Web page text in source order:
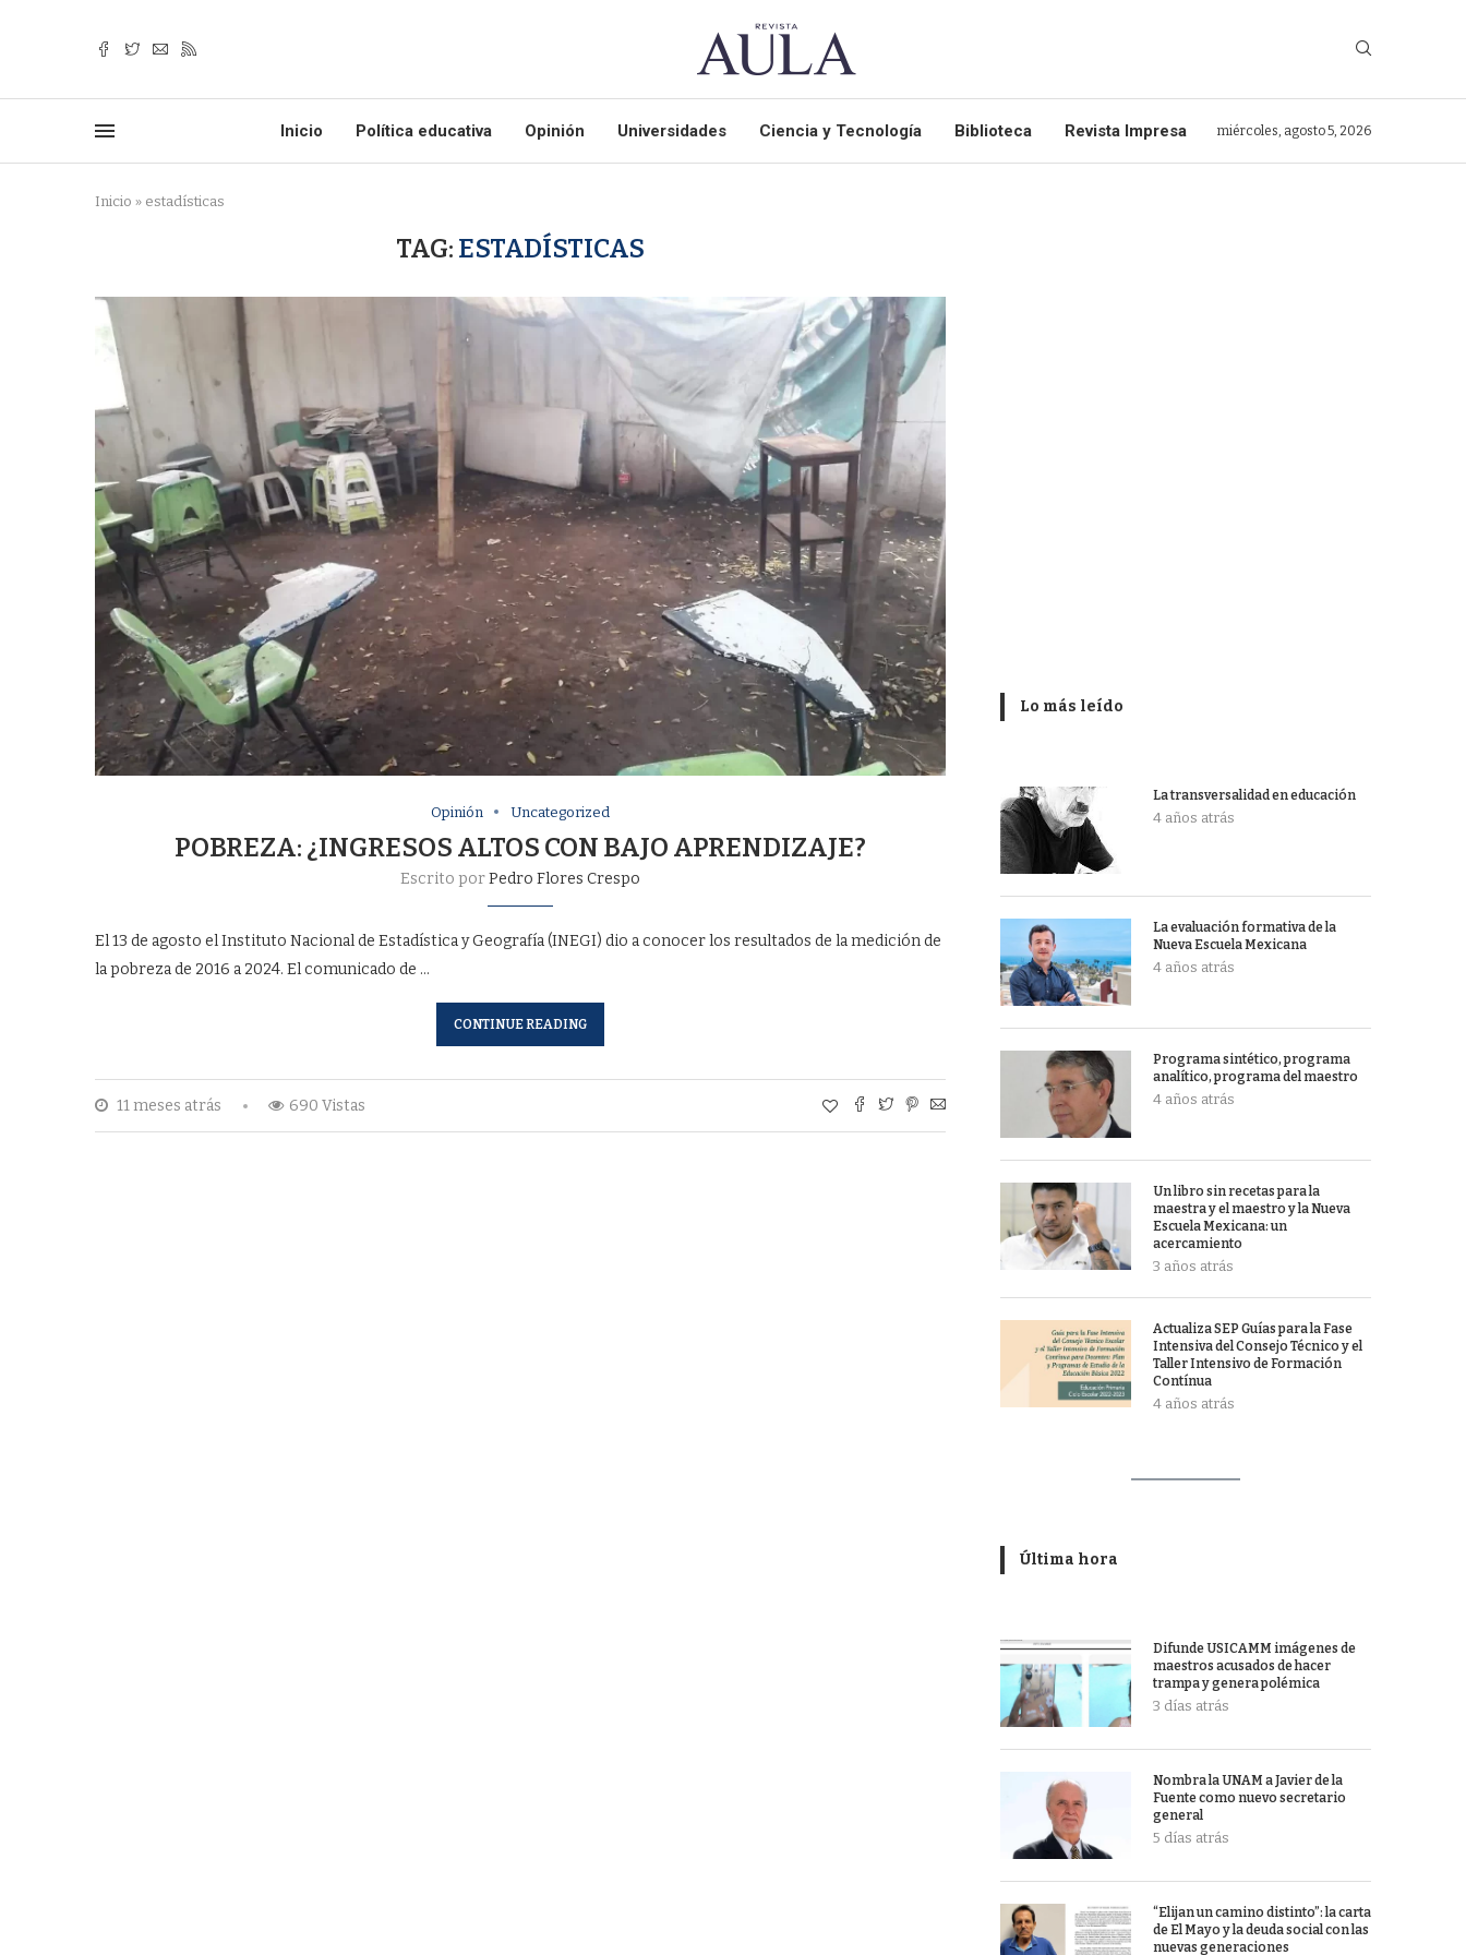
Inicio Política educativa Opinión Universidades Ciencia y Tecnología Biblioteca Revista Impresa miércoles, agosto 5, 2026
Inicio » estadísticas
TAG: ESTADÍSTICAS
Opinión Uncategorized
POBREZA: ¿INGRESOS ALTOS CON BAJO APRENDIZAJE?
Escrito porPedro Flores Crespo
El 13 de agosto el Instituto Nacional de Estadística y Geografía (INEGI) dio a conocer los resultados de la medición de
la pobreza de 2016 a 2024. El comunicado de …
CONTINUE READING
11 meses atrás 690 Vistas
Lo más leído
La transversalidad en educación
4 años atrás
La evaluación formativa de la
Nueva Escuela Mexicana
4 años atrás
Programa sintético, programa
analítico, programa del maestro
4 años atrás
Un libro sin recetas para la
maestra y el maestro y la Nueva
Escuela Mexicana: un
acercamiento
3 años atrás
Actualiza SEP Guías para la Fase
Intensiva del Consejo Técnico y el
Taller Intensivo de Formación
Contínua
4 años atrás
Última hora
Difunde USICAMM imágenes de
maestros acusados de hacer
trampa y genera polémica
3 días atrás
Nombra la UNAM a Javier de la
Fuente como nuevo secretario
general
5 días atrás
“Elijan un camino distinto”: la carta
de El Mayo y la deuda social con las
nuevas generaciones